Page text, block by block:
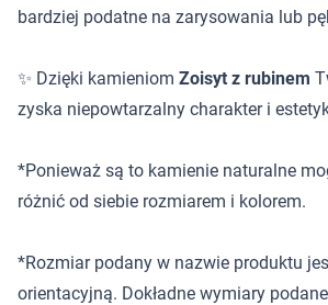
bardziej podatne na zarysowania lub
✨ Dzięki kamieniom Zoisyt z rubinem
zyska niepowtarzalny charakter i
*Ponieważ są to kamienie naturalne
różnić od siebie rozmiarem i kolorem.
*Rozmiar podany w nazwie produktu
orientacyjną. Dokładne wymiary